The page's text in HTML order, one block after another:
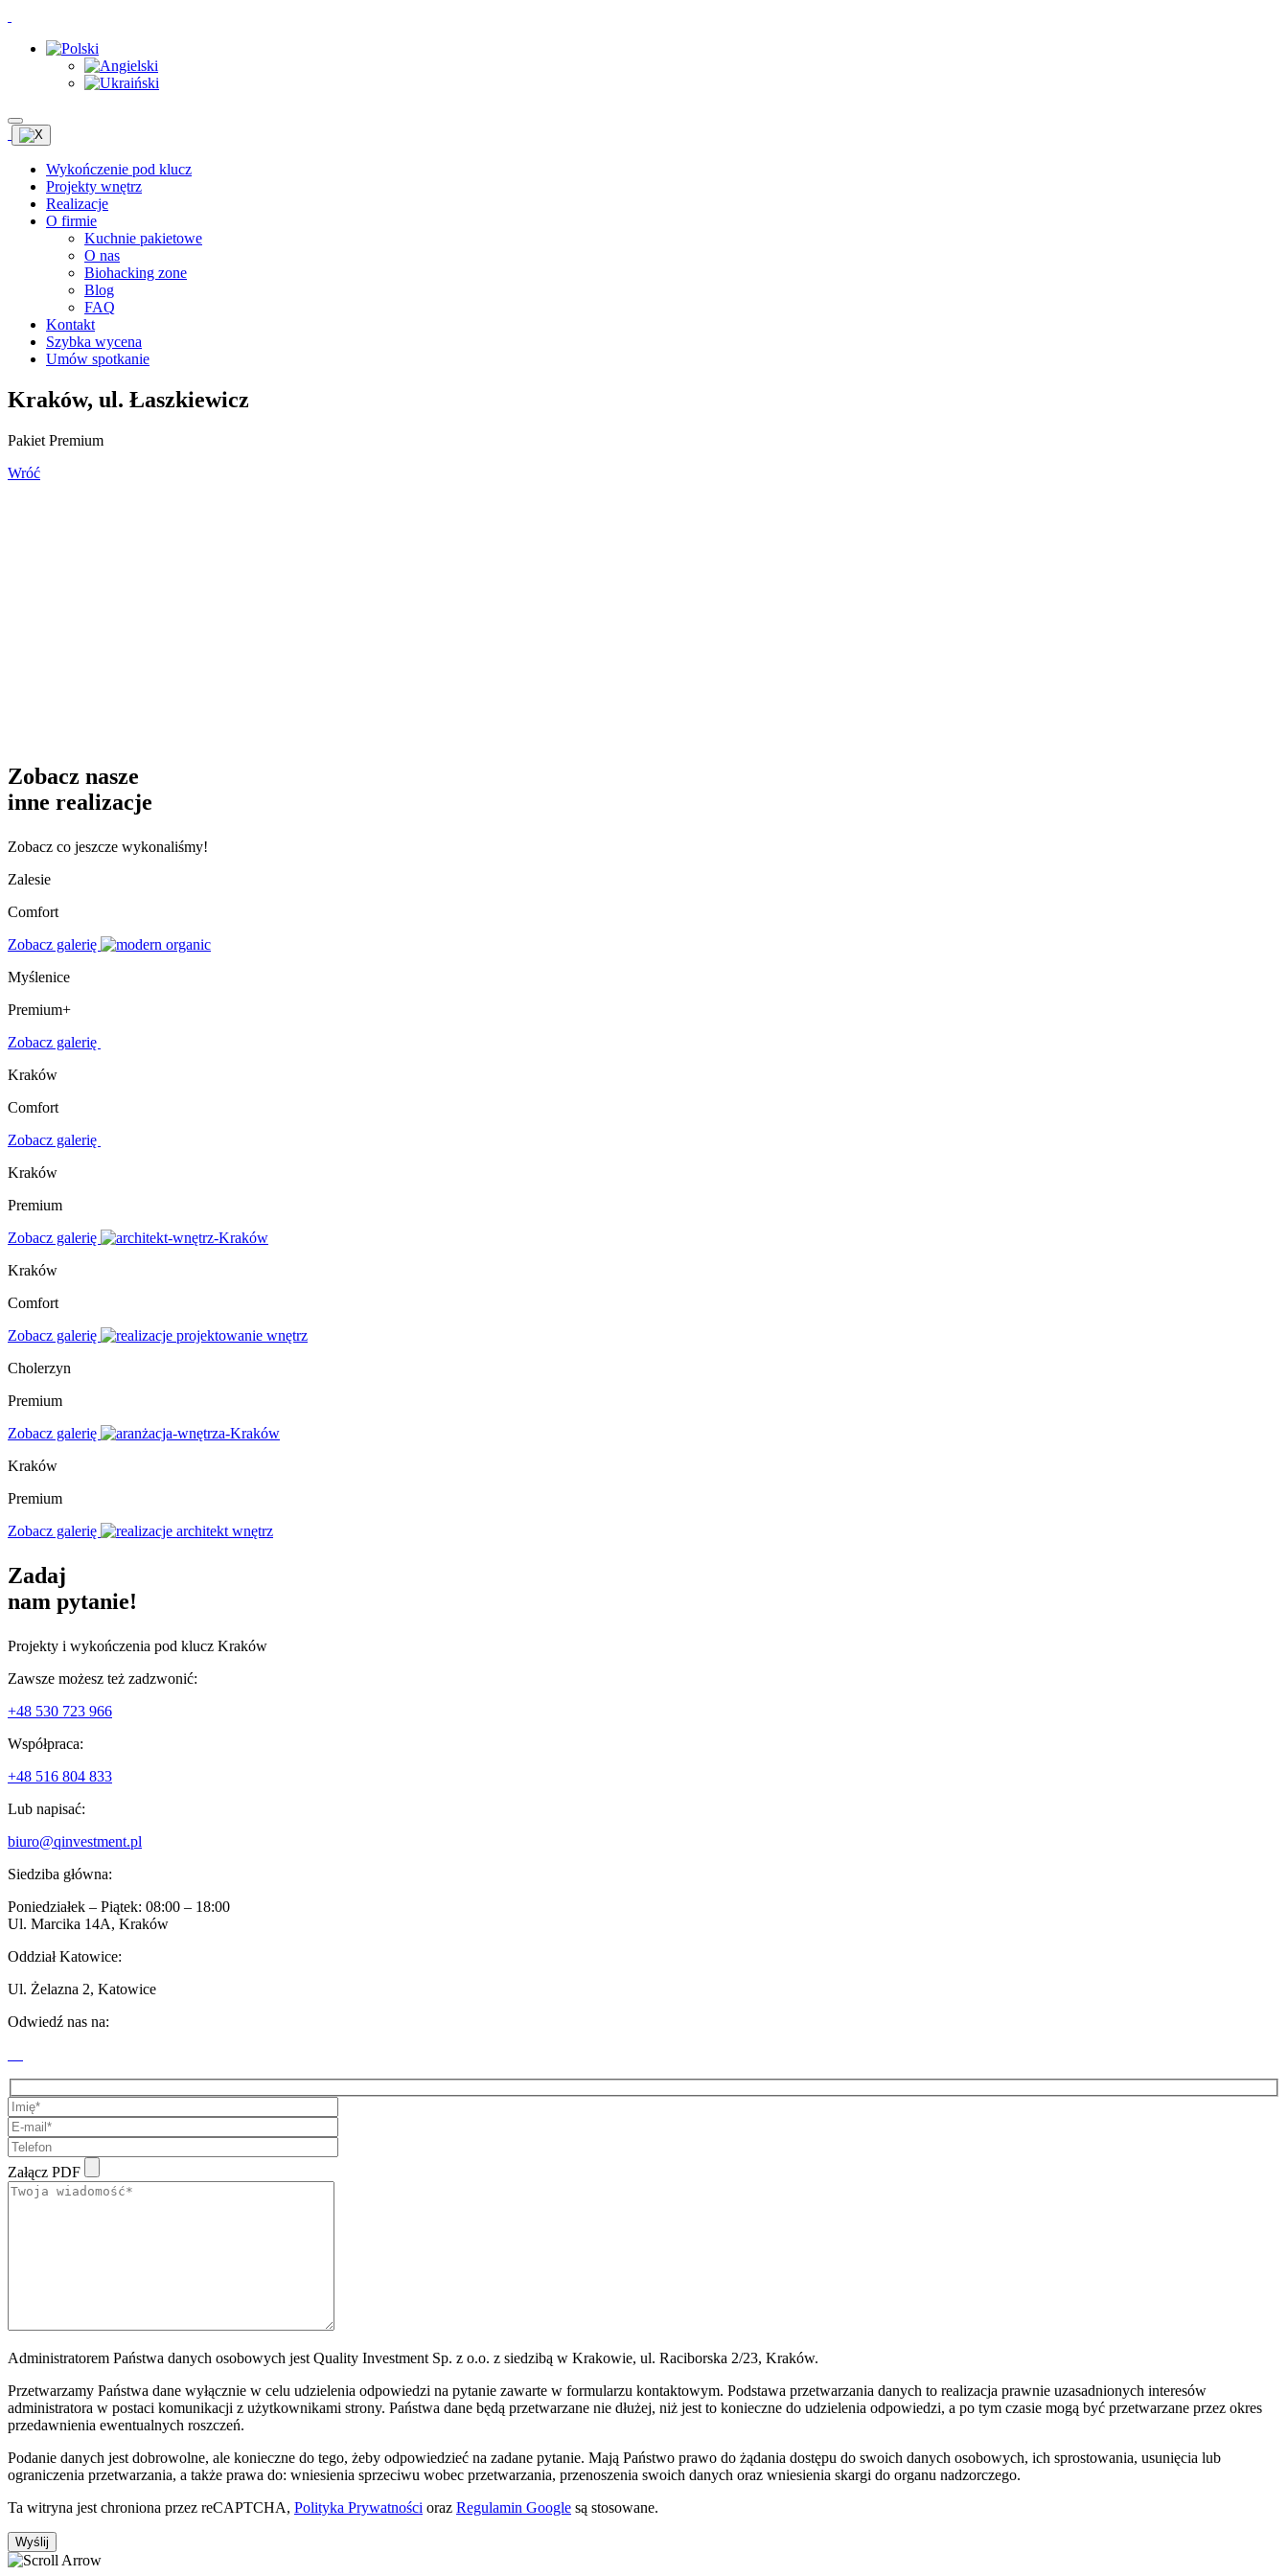
Wykończenie pod klucz
Projekty wnętrz
Realizacje
O firmie
Kuchnie pakietowe
O nas
Biohacking zone
Blog
FAQ
Kontakt
Szybka wycena
Umów spotkanie
Kraków, ul. Łaszkiewicz
Pakiet Premium
Wróć
Zobacz nasze
inne realizacje
Zobacz co jeszcze wykonaliśmy!
Zalesie
Comfort
Zobacz galerię
Myślenice
Premium+
Zobacz galerię
Kraków
Comfort
Zobacz galerię
Kraków
Premium
Zobacz galerię
Kraków
Comfort
Zobacz galerię
Cholerzyn
Premium
Zobacz galerię
Kraków
Premium
Zobacz galerię
Zadaj
nam pytanie!
Projekty i wykończenia pod klucz Kraków
Zawsze możesz też zadzwonić:
+48 530 723 966
Współpraca:
+48 516 804 833
Lub napisać:
biuro@qinvestment.pl
Siedziba główna:
Poniedziałek – Piątek: 08:00 – 18:00
Ul. Marcika 14A, Kraków
Oddział Katowice:
Ul. Żelazna 2, Katowice
Odwiedź nas na:
Załącz PDF
Administratorem Państwa danych osobowych jest Quality Investment Sp. z o.o. z siedzibą w Krakowie, ul. Raciborska 2/23, Kraków.
Przetwarzamy Państwa dane wyłącznie w celu udzielenia odpowiedzi na pytanie zawarte w formularzu kontaktowym. Podstawa przetwarzania danych to realizacja prawnie uzasadnionych interesów
administratora w postaci komunikacji z użytkownikami strony. Państwa dane będą przetwarzane nie dłużej, niż jest to konieczne do udzielenia odpowiedzi, a po tym czasie mogą być przetwarzane przez okres
przedawnienia ewentualnych roszczeń.
Podanie danych jest dobrowolne, ale konieczne do tego, żeby odpowiedzieć na zadane pytanie. Mają Państwo prawo do żądania dostępu do swoich danych osobowych, ich sprostowania, usunięcia lub
ograniczenia przetwarzania, a także prawa do: wniesienia sprzeciwu wobec przetwarzania, przenoszenia swoich danych oraz wniesienia skargi do organu nadzorczego.
Ta witryna jest chroniona przez reCAPTCHA, Polityka Prywatności oraz Regulamin Google są stosowane.